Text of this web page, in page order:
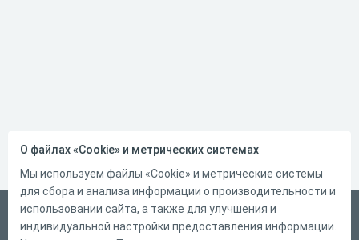
Русский
О файлах «Cookie» и метрических системах
Мы используем файлы «Cookie» и метрические системы
для сбора и анализа информации о производительности и
использовании сайта, а также для улучшения и
индивидуальной настройки предоставления информации.